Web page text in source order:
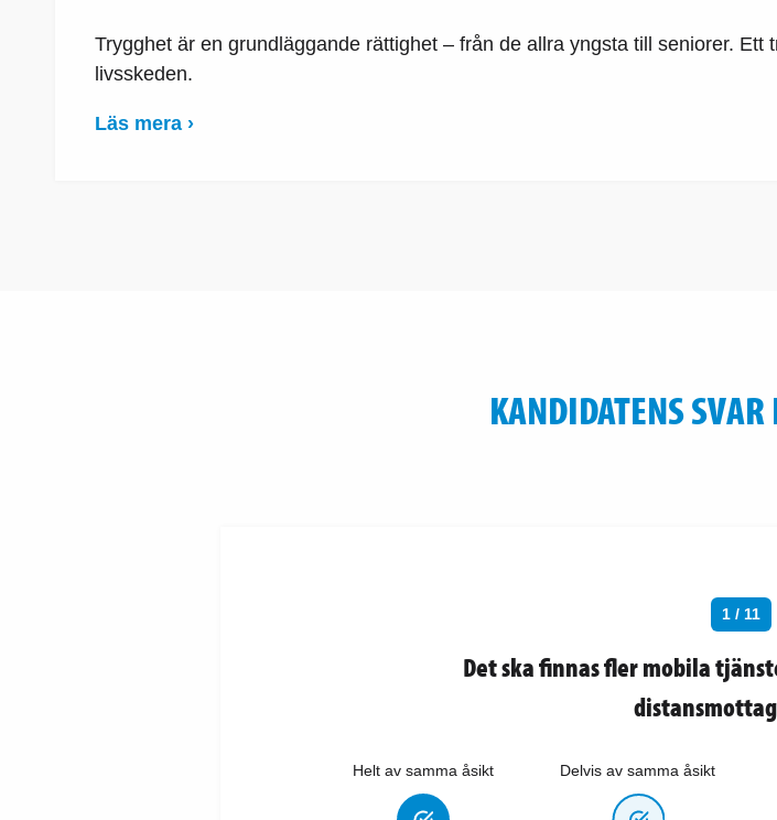
Trygghet är en grundläggande rättighet – från de allra yngsta till seniorer.
livsskeden.
Läs mera ›
KANDIDATENS
1 / 11
Det ska finnas fler mobila
Helt av samma åsikt Delvis av samma åsikt